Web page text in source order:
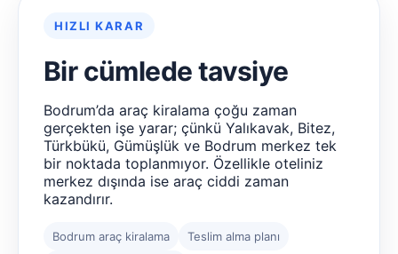
HIZLI KARAR
Bir cümlede tavsiye
Bodrum’da araç kiralama çoğu zaman
gerçekten işe yarar; çünkü Yalıkavak, Bitez,
Türkbükü, Gümüşlük ve Bodrum merkez tek
bir noktada toplanmıyor. Özellikle oteliniz
merkez dışında ise araç ciddi zaman
kazandırır.
Bodrum araç kiralama
Teslim alma planı